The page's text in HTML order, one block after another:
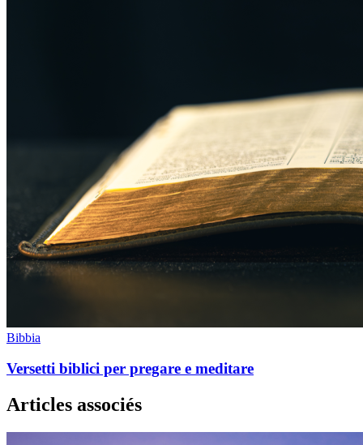
Bibbia
Versetti biblici per pregare e meditare
Articles associés